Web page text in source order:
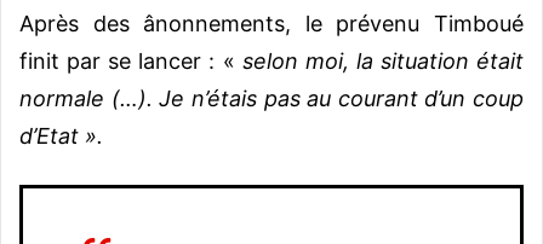
Après des ânonnements, le prévenu Timboué
finit par se lancer : « selon moi, la situation était
normale (…). Je n’étais pas au courant d’un coup
d’Etat ».